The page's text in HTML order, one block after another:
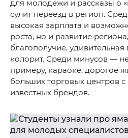
для молодежи и рассказы о
сулит переезд в регион.
высокая зарплата и
роста, но и развитие
благополучие,
колорит. Среди минусов —
примеру, караоке, дорогое
больших торговых центров
известных брендов.